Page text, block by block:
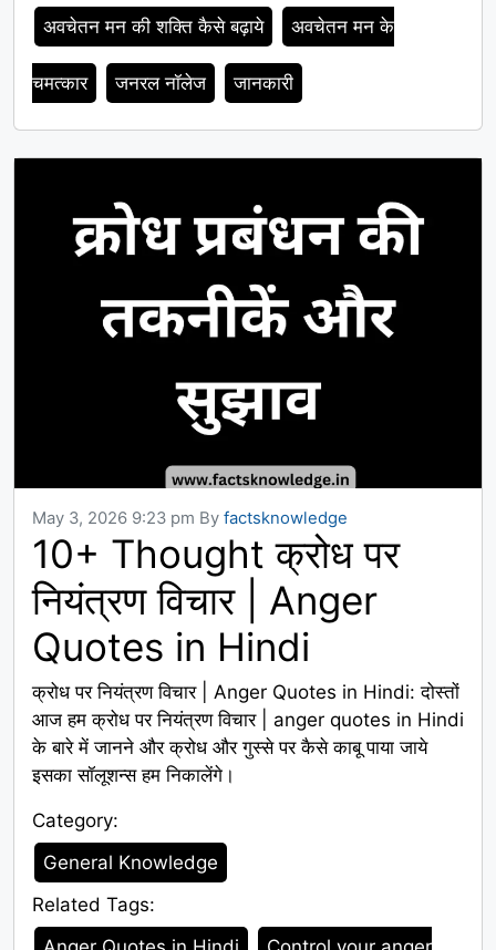
अवचेतन मन की शक्ति कैसे बढ़ाये अवचेतन मन के
चमत्कार जनरल नॉलेज जानकारी
May 3, 2026 9:23 pm By factsknowledge
10+ Thought क्रोध पर
नियंत्रण विचार | Anger
Quotes in Hindi
क्रोध पर नियंत्रण विचार | Anger Quotes in Hindi: दोस्तों
आज हम क्रोध पर नियंत्रण विचार | anger quotes in Hindi
के बारे में जानने और क्रोध और गुस्से पर कैसे काबू पाया जाये
इसका सॉलूशन्स हम निकालेंगे।
Category:
Category
General Knowledge
Related Tags:
Tags